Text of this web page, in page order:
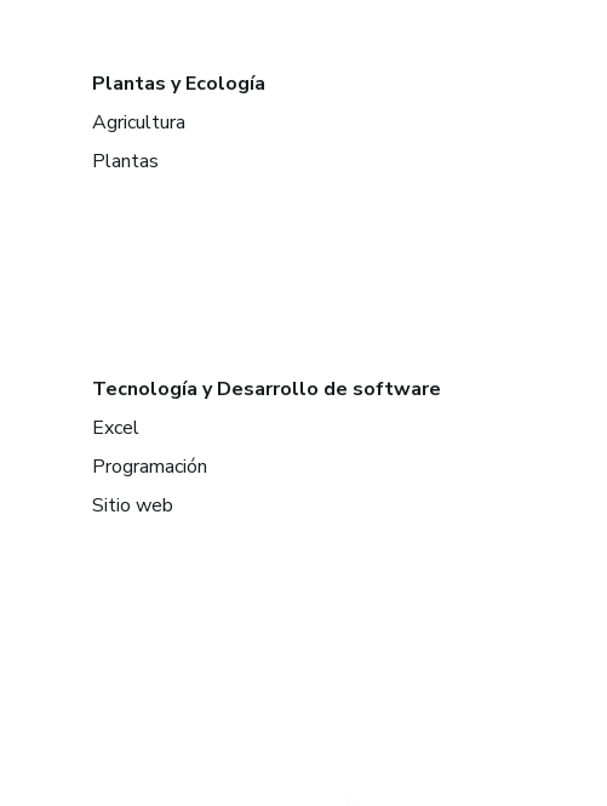
Plantas y Ecología
Agricultura
Plantas
Tecnología y Desarrollo de software
Excel
Programación
Sitio web